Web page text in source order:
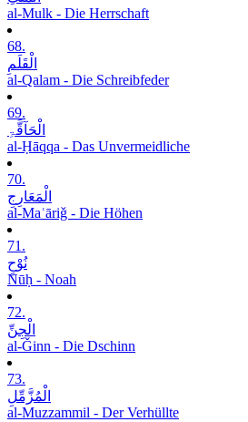
al-Mulk - Die Herrschaft
68.
الْقَلَمِ
al-Qalam - Die Schreibfeder
69.
الْحَآقَّۃِ
al-Ḥāqqa - Das Unvermeidliche
70.
الْمَعَارِجِ
al-Maʿāriǧ - Die Höhen
71.
نُوْحٍ
Nūḥ - Noah
72.
الْجِنِّ
al-Ǧinn - Die Dschinn
73.
الْمُزَّمِّلِ
al-Muzzammil - Der Verhüllte